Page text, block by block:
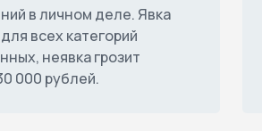
в личном деле. Явка
всех категорий
неявка грозит
000 рублей.